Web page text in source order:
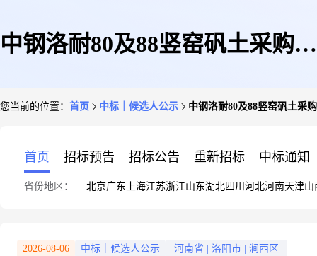
中钢洛耐80及88竖窑矾土采购中
您当前的位置： 首页 中标｜候选人公示 中钢洛耐80及88竖窑矾土采
首页 招标预告 招标公告 重新招标 中标通知
省份地区： 北京广东 上海江苏浙江山东湖北四川 河北河南天津山
2026-08-06 中标｜候选人公示 河南省 洛阳市 涧西区